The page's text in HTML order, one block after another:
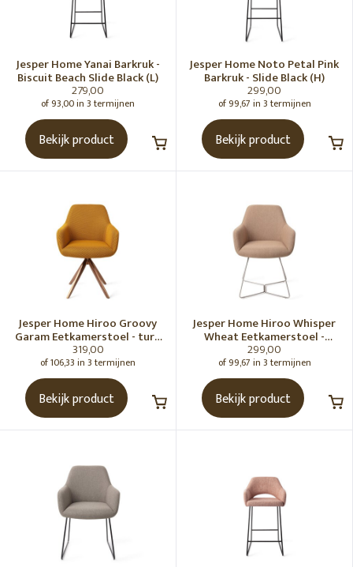
Jesper Home Yanai Barkruk -
Biscuit Beach Slide Black (L)
279,00
of 93,00 in 3 termijnen
Bekijk product
Jesper Home Noto Petal Pink
Barkruk - Slide Black (H)
299,00
of 99,67 in 3 termijnen
Bekijk product
Jesper Home Hiroo Groovy
Garam Eetkamerstoel - turn
Rose
319,00
of 106,33 in 3 termijnen
Bekijk product
Jesper Home Hiroo Whisper
Wheat Eetkamerstoel -
Beehive Steel
299,00
of 99,67 in 3 termijnen
Bekijk product